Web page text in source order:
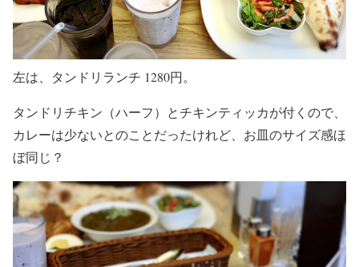
左は、タンドリランチ 1280円。
タンドリチキン（ハーフ）とチキンティッカが付くので、
カレーは少ないとのことだったけれど、お皿のサイズ感ほ
ぼ同じ？